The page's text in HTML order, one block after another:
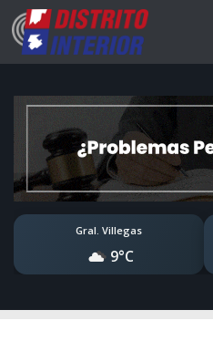
Gral. Villegas
9°C